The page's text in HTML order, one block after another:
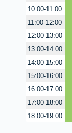
10:00-11:00
11:00-12:00
12:00-13:00
13:00-14:00
14:00-15:00
15:00-16:00
16:00-17:00
17:00-18:00
18:00-19:00